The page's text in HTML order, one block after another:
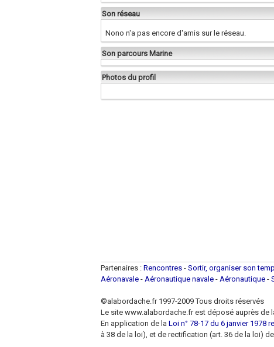
Son réseau
Nono n'a pas encore d'amis sur le réseau.
Son parcours Marine
Photos du profil
Partenaires : Rencontres - Sortir, organiser son
Aéronavale - Aéronautique navale - Aéronautique -
©alabordache.fr 1997-2009 Tous droits réservés
Le site www.alabordache.fr est déposé auprès de
En application de la Loi n° 78-17 du 6 janvier 1978
à 38 de la loi), et de rectification (art. 36 de la loi)